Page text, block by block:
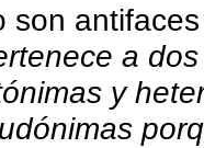
son
a
y